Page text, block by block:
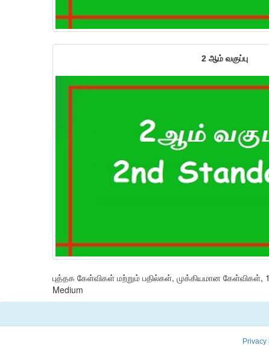
2 ஆம் வகுப்பு
புத்தக கேள்விகள் மற்றும் பதில்கள், முக்கியமான கேள்விகள்,
Medium
Privacy